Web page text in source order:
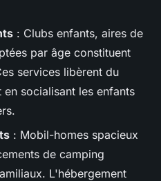
: Clubs enfants, aires de
par âge constituent
services libèrent du
socialisant les enfants
: Mobil-homes spacieux
de camping
L'hébergement